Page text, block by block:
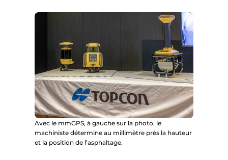
Avec le mmGPS, à gauche sur la photo, le
machiniste détermine au millimètre près la hauteur
et la position de l’asphaltage.